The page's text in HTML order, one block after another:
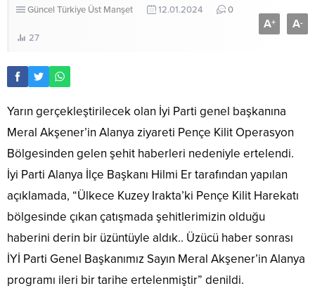
Güncel Türkiye Üst Manşet 12.01.2024 0
27
A+ A-
Yarın gerçekleştirilecek olan İyi Parti genel başkanına
Meral Akşener’in Alanya ziyareti Pençe Kilit Operasyon
Bölgesinden gelen şehit haberleri nedeniyle ertelendi.
İyi Parti Alanya İlçe Başkanı Hilmi Er tarafından yapılan
açıklamada, “Ülkece Kuzey Irakta’ki Pençe Kilit Harekatı
bölgesinde çıkan çatışmada şehitlerimizin olduğu
haberini derin bir üzüntüyle aldık.. Üzücü haber sonrası
İYİ Parti Genel Başkanımız Sayın Meral Akşener’in Alanya
programı ileri bir tarihe ertelenmiştir” denildi.